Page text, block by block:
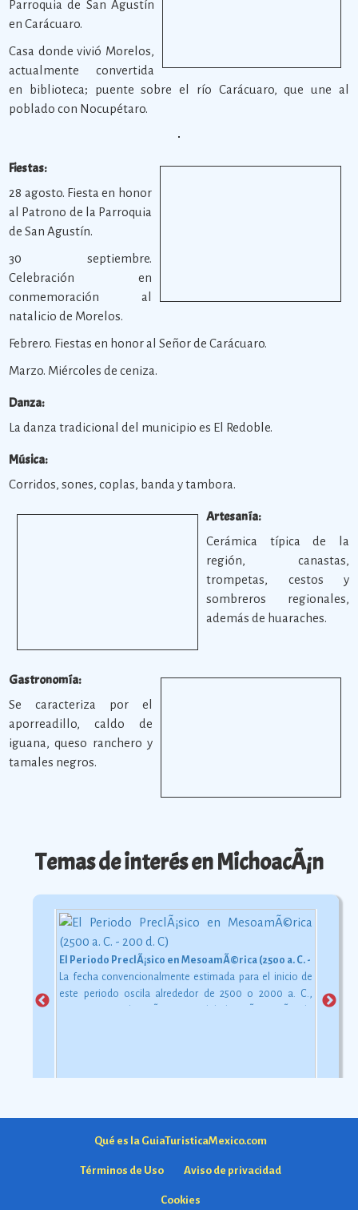
Parroquia de San Agustín
en Carácuaro.
Casa donde vivió Morelos,
actualmente convertida
en biblioteca; puente sobre el río Carácuaro, que une al
poblado con Nocupétaro.
Fiestas:
28 agosto. Fiesta en honor
al Patrono de la Parroquia
de San Agustín.
30 septiembre.
Celebración en
conmemoración al
natalicio de Morelos.
Febrero. Fiestas en honor al Señor de Carácuaro.
Marzo. Miércoles de ceniza.
Danza:
La danza tradicional del municipio es El Redoble.
Música:
Corridos, sones, coplas, banda y tambora.
Artesanía:
Cerámica típica de la
región, canastas,
trompetas, cestos y
sombreros regionales,
además de huaraches.
Gastronomía:
Se caracteriza por el
aporreadillo, caldo de
iguana, queso ranchero y
tamales negros.
Temas de interés en MichoacÃ¡n
El Periodo PreclÃ¡sico en MesoamÃ©rica (2500 a. C. - 200 d. C)
La fecha convencionalmente estimada para el inicio de
este periodo oscila alrededor de 2500 o 2000 a. C.,
Qué es la GuiaTuristicaMexico.com
Términos de Uso Aviso de privacidad
Cookies